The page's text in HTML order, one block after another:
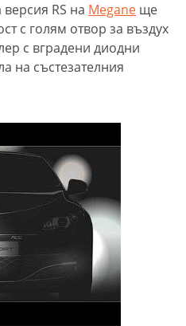
RS на Megane ще
с голям отвор за въздух
с вградени диодни
на състезателния